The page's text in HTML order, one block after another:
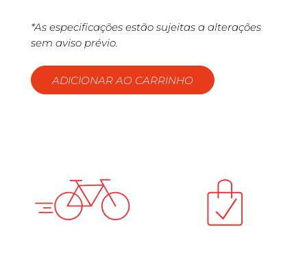
*As especificações estão sujeitas a alterações
sem aviso prévio.
ADICIONAR AO CARRINHO